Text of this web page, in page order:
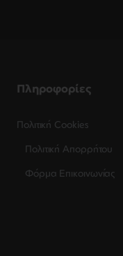
Πληροφορίες
Πολιτική Cookies
Πολιτική Απορρήτου
Φόρμα Επικοινωνίας